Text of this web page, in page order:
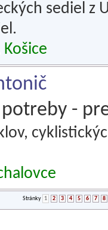
sediel z
-
Stránky 1 2 3 4 5 6 7 8